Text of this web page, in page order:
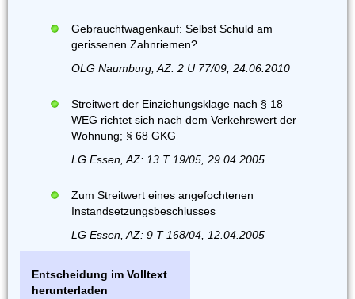
Gebrauchtwagenkauf: Selbst Schuld am
gerissenen Zahnriemen?
OLG Naumburg, AZ: 2 U 77/09, 24.06.2010
Streitwert der Einziehungsklage nach § 18
WEG richtet sich nach dem Verkehrswert der
Wohnung; § 68 GKG
LG Essen, AZ: 13 T 19/05, 29.04.2005
Zum Streitwert eines angefochtenen
Instandsetzungsbeschlusses
LG Essen, AZ: 9 T 168/04, 12.04.2005
Entscheidung im Volltext
herunterladen